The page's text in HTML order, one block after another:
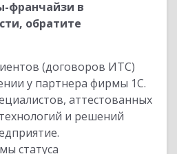
франчайзи в
обратите
(договоров ИТС)
у партнера фирмы 1С.
аттестованных
и решений
статуса